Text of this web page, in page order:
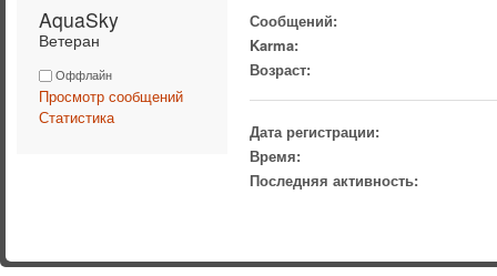
AquaSky
Ветеран
Оффлайн
Просмотр сообщений
Статистика
Сообщений:
Karma:
Возраст:
Дата регистрации:
Время:
Последняя активность: